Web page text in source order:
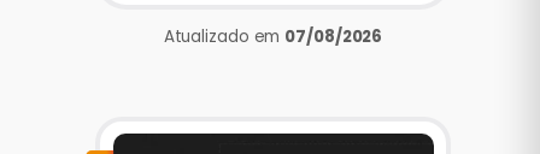
Atualizado em 07/08/2026